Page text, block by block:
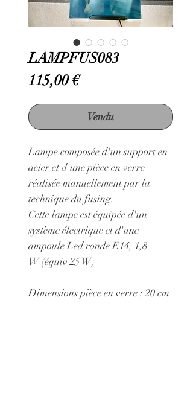
LAMPFUS083
115,00 €Prix
Vendu
Lampe composée d'un support en
acier et d'une pièce en verre
réalisée manuellement par la
technique du fusing.
Cette lampe est équipée d'un
système électrique et d'une
ampoule Led ronde E14, 1,8
W (équiv 25 W)
Dimensions pièce en verre : 20 cm